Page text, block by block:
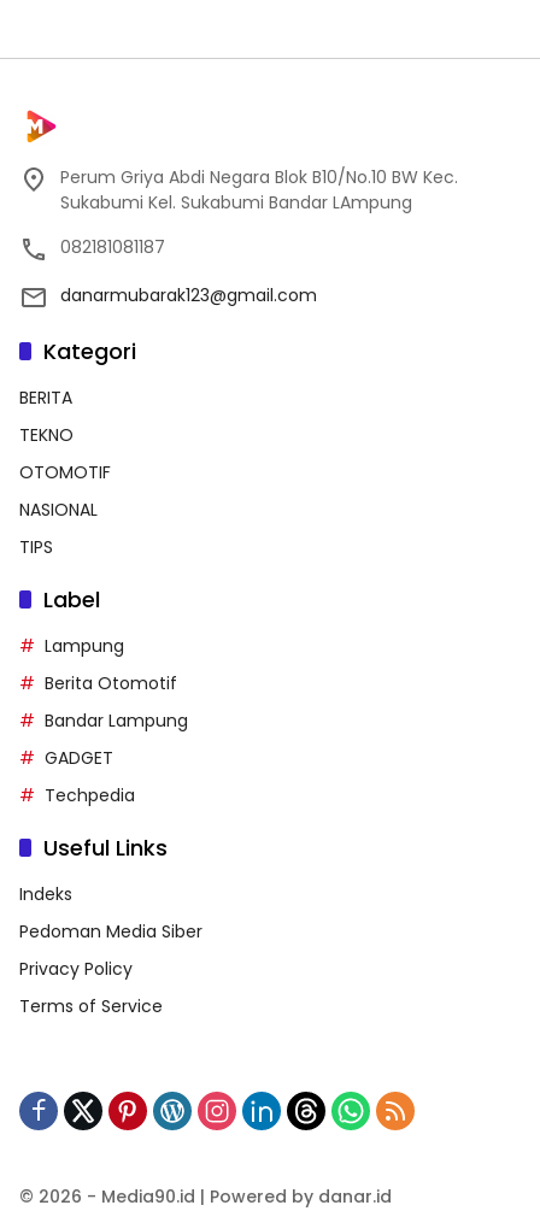
Perum Griya Abdi Negara Blok B10/No.10 BW Kec.
Sukabumi Kel. Sukabumi Bandar LAmpung
082181081187
danarmubarak123@gmail.com
Kategori
BERITA
TEKNO
OTOMOTIF
NASIONAL
TIPS
Label
Lampung
Berita Otomotif
Bandar Lampung
GADGET
Techpedia
Useful Links
Indeks
Pedoman Media Siber
Privacy Policy
Terms of Service
© 2026 - Media90.id | Powered by danar.id